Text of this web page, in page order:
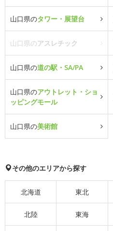
山口県のタワー・展望台
山口県のアスレチック
山口県の道の駅・SA/PA
山口県のアウトレット・ショ
ッピングモール
山口県の美術館
その他のエリアから探す
北海道 東北
北陸 東海